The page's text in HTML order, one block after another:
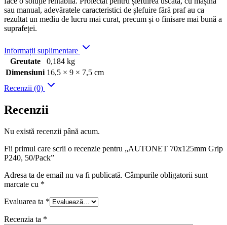
sau manual, adevăratele caracteristici de șlefuire fără praf au ca
rezultat un mediu de lucru mai curat, precum și o finisare mai bună a
suprafeței.
Informații suplimentare
Greutate
0,184 kg
Dimensiuni 16,5 × 9 × 7,5 cm
Recenzii (0)
Recenzii
Nu există recenzii până acum.
Fii primul care scrii o recenzie pentru „AUTONET 70x125mm Grip
P240, 50/Pack”
Adresa ta de email nu va fi publicată. Câmpurile obligatorii sunt
marcate cu *
Evaluarea ta *
Recenzia ta *